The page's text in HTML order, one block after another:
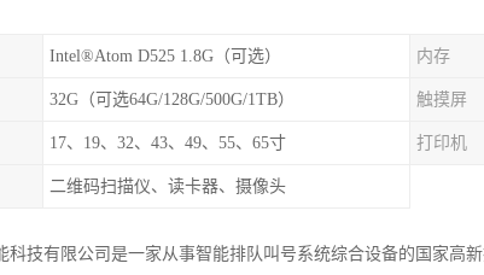
Intel®Atom D525 1.8G（可选） 内存
32G（可选64G/128G/500G/1TB） 触摸屏
17、19、32、43、49、55、65寸 打印机
二维码扫描仪、读卡器、摄像头
科技有限公司是一家从事智能排队叫号系统综合设备的国家高